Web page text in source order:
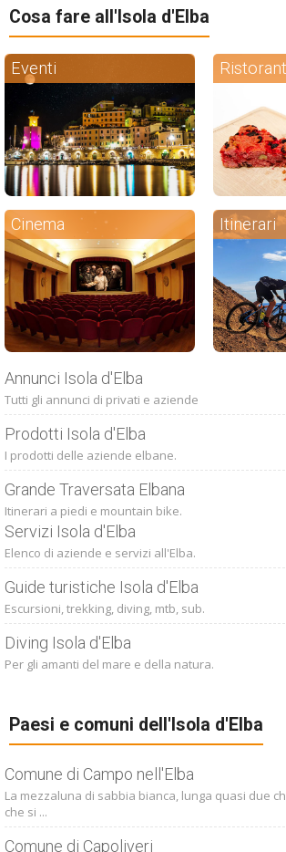
Cosa fare all'Isola d'Elba
Eventi
Cinema Itinerari
Annunci Isola d'Elba
Tutti gli annunci di privati e aziende
Prodotti Isola d'Elba
I prodotti delle aziende elbane.
Grande Traversata Elbana
Itinerari a piedi e mountain bike.
Servizi Isola d'Elba
Elenco di aziende e servizi all'Elba.
Guide turistiche Isola d'Elba
Escursioni, trekking, diving, mtb, sub.
Diving Isola d'Elba
Per gli amanti del mare e della natura.
Paesi e comuni dell'Isola d'Elba
Comune di Campo nell'Elba
La mezzaluna di sabbia bianca, lunga quasi due
che si ...
Comune di Capoliveri